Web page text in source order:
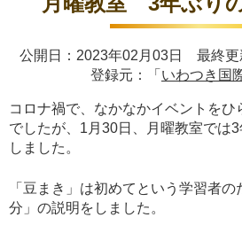
公開日：2023年02月03日 最終更
登録元：「 いわつき国
コロナ禍で、なかなかイベントをひ
でしたが、1月30日、月曜教室では
しました。
「豆まき」は初めてという学習者
分」の説明をしました。